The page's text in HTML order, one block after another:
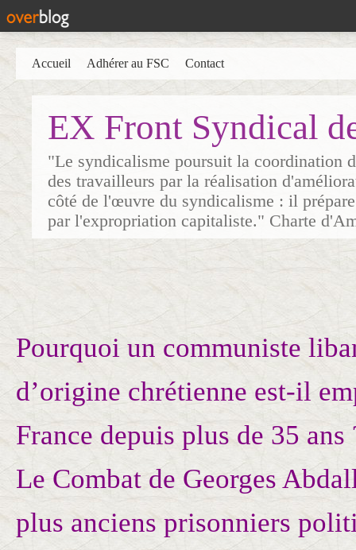
EX Front Syndical
"Le syndicalisme poursuit la coordination
des travailleurs par la réalisation
côté de l'œuvre du syndicalisme : il
par l'expropriation capitaliste." Charte
Accueil Adhérer au FSC Contact
Pourquoi un communiste
d’origine chrétienne est-il
France depuis plus de 35
Le Combat de Georges
plus anciens prisonniers